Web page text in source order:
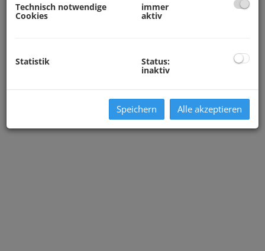
Technisch notwendige
Cookies
immer
aktiv
Statistik Status:
inaktiv
Speichern Alle akzeptieren